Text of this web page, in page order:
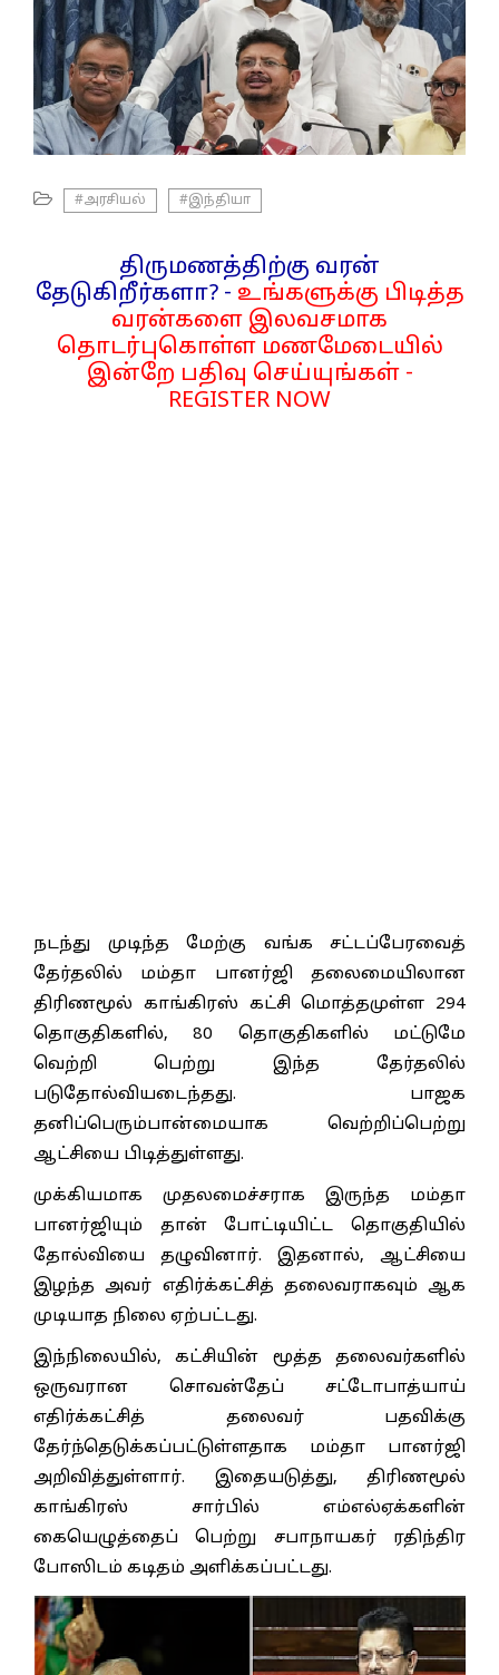
#அரசியல் #இந்தியா
திருமணத்திற்கு வரன்
தேடுகிறீர்களா? - உங்களுக்கு பிடித்த
வரன்களை இலவசமாக
தொடர்புகொள்ள மணமேடையில்
இன்றே பதிவு செய்யுங்கள் -
REGISTER NOW
நடந்து முடிந்த மேற்கு வங்க சட்டப்பேரவைத்
தேர்தலில் மம்தா பானர்ஜி தலைமையிலான
திரிணமூல் காங்கிரஸ் கட்சி மொத்தமுள்ள 294
தொகுதிகளில், 80 தொகுதிகளில் மட்டுமே
வெற்றி பெற்று இந்த தேர்தலில்
படுதோல்வியடைந்தது. பாஜக
தனிப்பெரும்பான்மையாக வெற்றிப்பெற்று
ஆட்சியை பிடித்துள்ளது.
முக்கியமாக முதலமைச்சராக இருந்த மம்தா
பானர்ஜியும் தான் போட்டியிட்ட தொகுதியில்
தோல்வியை தழுவினார். இதனால், ஆட்சியை
இழந்த அவர் எதிர்க்கட்சித் தலைவராகவும் ஆக
முடியாத நிலை ஏற்பட்டது.
இந்நிலையில், கட்சியின் மூத்த தலைவர்களில்
ஒருவரான சொவன்தேப் சட்டோபாத்யாய்
எதிர்க்கட்சித் தலைவர் பதவிக்கு
தேர்ந்தெடுக்கப்பட்டுள்ளதாக மம்தா பானர்ஜி
அறிவித்துள்ளார். இதையடுத்து, திரிணமூல்
காங்கிரஸ் சார்பில் எம்எல்ஏக்களின்
கையெழுத்தைப் பெற்று சபாநாயகர் ரதிந்திர
போஸிடம் கடிதம் அளிக்கப்பட்டது.